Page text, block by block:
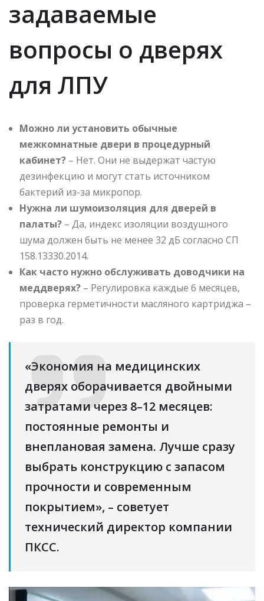
задаваемые
вопросы о дверях
для ЛПУ
Можно ли установить обычные
межкомнатные двери в процедурный
кабинет? – Нет. Они не выдержат частую
дезинфекцию и могут стать источником
бактерий из-за микропор.
Нужна ли шумоизоляция для дверей в
палаты? – Да, индекс изоляции воздушного
шума должен быть не менее 32 дБ согласно СП
158.13330.2014.
Как часто нужно обслуживать доводчики на
меддверях? – Регулировка каждые 6 месяцев,
проверка герметичности масляного картриджа –
раз в год.
«Экономия на медицинских
дверях оборачивается двойными
затратами через 8–12 месяцев:
постоянные ремонты и
внеплановая замена. Лучше сразу
выбрать конструкцию с запасом
прочности и современным
покрытием», – советует
технический директор компании
ПКСС.